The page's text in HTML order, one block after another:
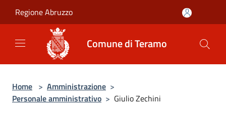
Regione Abruzzo
Comune di Teramo
Home > Amministrazione >
Personale amministrativo > Giulio Zechini